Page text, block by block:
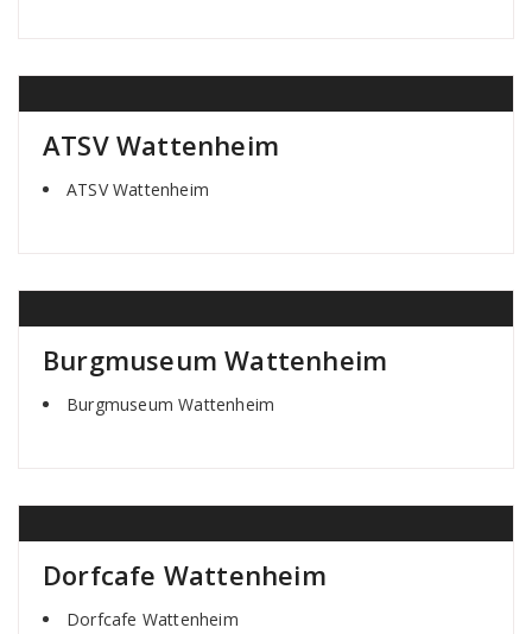
ATSV Wattenheim
ATSV Wattenheim
Burgmuseum Wattenheim
Burgmuseum Wattenheim
Dorfcafe Wattenheim
Dorfcafe Wattenheim